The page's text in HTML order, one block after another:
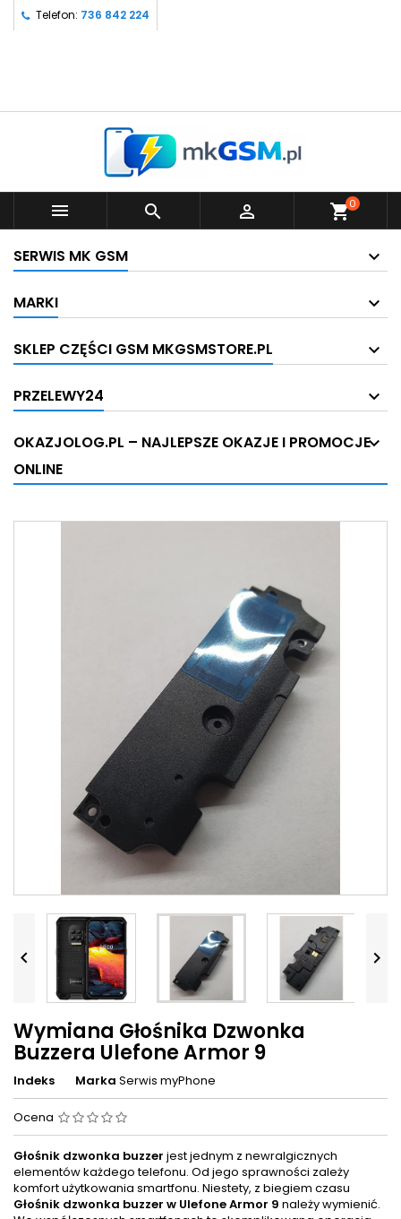
Telefon: 736 842 224
   shopping_cart0
SERWIS MK GSM
MARKI
SKLEP CZĘŚCI GSM MKGSMSTORE.PL
PRZELEWY24
OKAZJOLOG.PL – NAJLEPSZE OKAZJE I PROMOCJE
ONLINE
 
Wymiana Głośnika Dzwonka
Buzzera Ulefone Armor 9
Indeks Marka Serwis myPhone
Ocena
Głośnik dzwonka buzzer jest jednym z newralgicznych
elementów każdego telefonu. Od jego sprawności zależy
komfort użytkowania smartfonu. Niestety, z biegiem czasu
Głośnik dzwonka buzzer w Ulefone Armor 9 należy wymienić.